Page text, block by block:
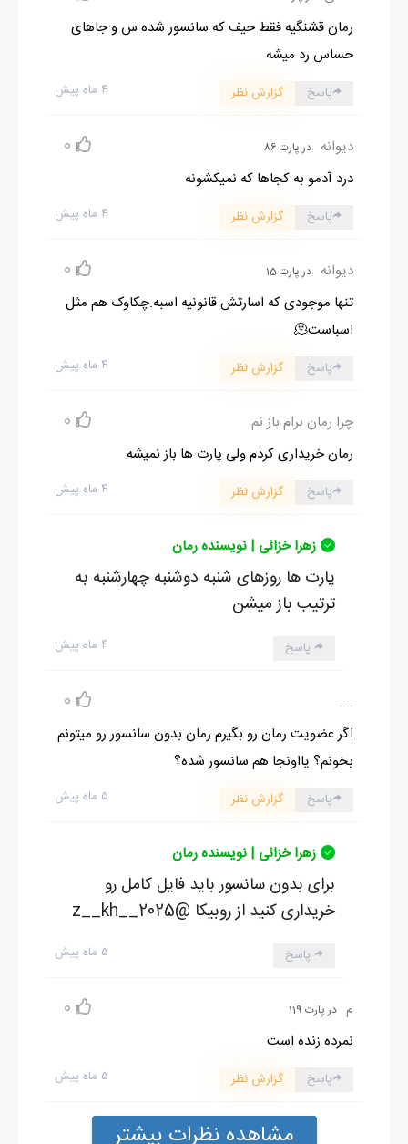
رمان قشنگیه فقط حیف که سانسور شده س و جاهای
حساس رد میشه
۴ ماه پیش پاسخ گزارش نظر
دیوانه در پارت 86 0
درد آدمو به کجاها که نمیکشونه
۴ ماه پیش پاسخ گزارش نظر
دیوانه در پارت 15 0
تنها موجودی که اسارتش قانونیه اسبه.چکاوک هم مثل
اسباست🫠
۴ ماه پیش پاسخ گزارش نظر
چرا رمان برام باز نم 0
رمان خریداری کردم ولی پارت ها باز نمیشه
۴ ماه پیش پاسخ گزارش نظر
زهرا خزائی | نویسنده رمان
پارت ها روزهای شنبه دوشنبه چهارشنبه به
ترتیب باز میشن
۴ ماه پیش پاسخ
....
0
اگر عضویت رمان رو بگیرم رمان بدون سانسور رو میتونم
بخونم؟ یااونجا هم سانسور شده؟
۵ ماه پیش پاسخ گزارش نظر
زهرا خزائی | نویسنده رمان
برای بدون سانسور باید فایل کامل رو
خریداری کنید از روبیکا @z__kh__2025
۵ ماه پیش پاسخ
م در پارت 119 0
نمرده زنده است
۵ ماه پیش پاسخ گزارش نظر
مشاهده نظرات بیشتر